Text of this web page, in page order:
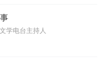
学电台主持人